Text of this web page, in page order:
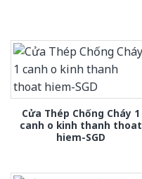
Cửa Thép Chống Cháy 1
canh o kinh thanh thoat
hiem-SGD